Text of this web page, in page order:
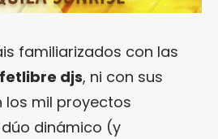
familiarizados con las
djs, ni con sus
los mil proyectos
dinámico (y